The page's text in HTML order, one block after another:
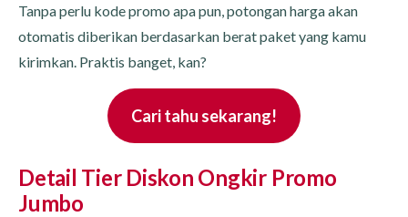
Tanpa perlu kode promo apa pun, potongan harga akan
otomatis diberikan berdasarkan berat paket yang kamu
kirimkan. Praktis banget, kan?
Cari tahu sekarang!
Detail Tier Diskon Ongkir Promo
Jumbo